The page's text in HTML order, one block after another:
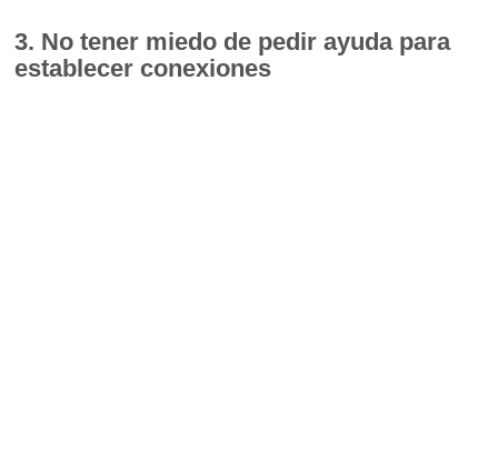
3. No tener miedo de pedir ayuda para
establecer conexiones